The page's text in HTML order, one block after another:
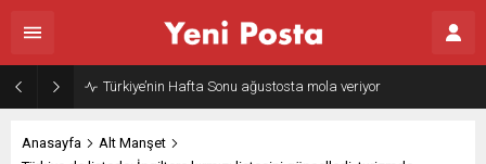
Türkiye’nin Hafta Sonu ağustosta mola veriyor
Anasayfa
Alt Manşet